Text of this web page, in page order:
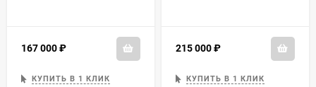
167 000
КУПИТЬ В 1 КЛИК
215 000
КУПИТЬ В 1 КЛИК